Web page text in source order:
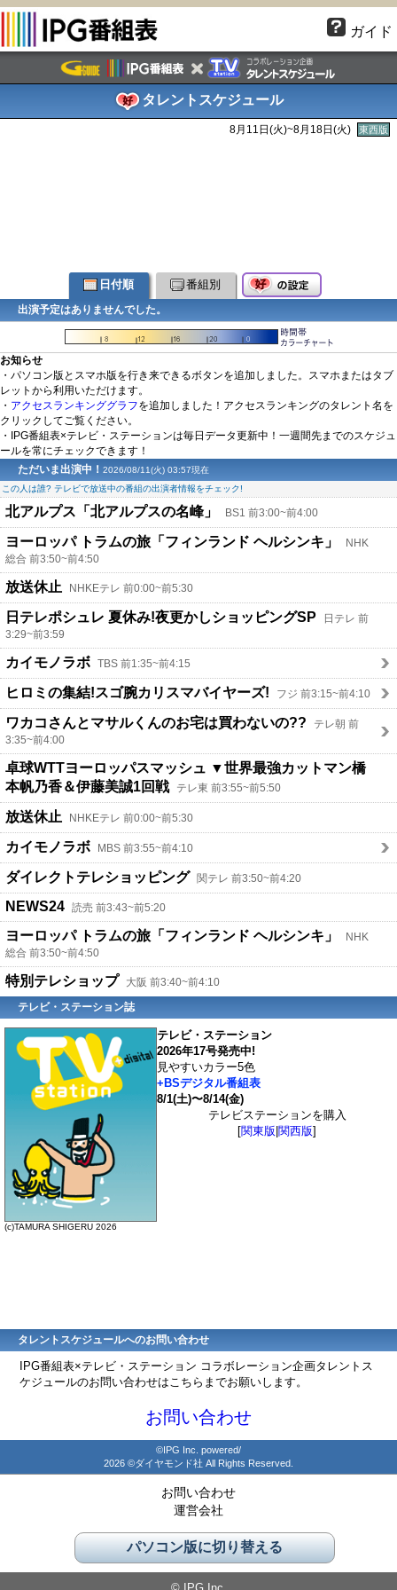
ガイド
タレントスケジュール
8月11日(火)~8月18日(火) 東西版
日付順 番組別
出演予定はありませんでした。
お知らせ
・パソコン版とスマホ版を行き来できるボタンを追加しました。スマホまたはタブ
レットから利用いただけます。
アクセスランキンググラフ を追加しました！アクセスランキングのタレント名を
クリックしてご覧ください。
・IPG番組表×テレビ・ステーションは毎日データ更新中！一週間先までのスケジュ
ールを常にチェックできます！
ただいま出演中！
2026/08/11(火) 03:57現在
この人は誰? テレビで放送中の番組の出演者情報をチェック!
北アルプス「北アルプスの名峰」 BS1 前3:00~前4:00
ヨーロッパ トラムの旅「フィンランド ヘルシンキ」
NHK
総合 前3:50~前4:50
放送休止 NHKEテレ 前0:00~前5:30
日テレポシュレ 夏休み!夜更かしショッピングSP
日テレ 前
3:29~前3:59
カイモノラボ TBS 前1:35~前4:15
ヒロミの集結!スゴ腕カリスマバイヤーズ! フジ 前3:15~前4:10
ワカコさんとマサルくんのお宅は買わないの??
テレ朝 前
3:35~前4:00
卓球WTTヨーロッパスマッシュ ▼世界最強カットマン橋
本帆乃香＆伊藤美誠1回戦
テレ東 前3:55~前5:50
放送休止 NHKEテレ 前0:00~前5:30
カイモノラボ MBS 前3:55~前4:10
ダイレクトテレショッピング 関テレ 前3:50~前4:20
NEWS24 読売 前3:43~前5:20
ヨーロッパ トラムの旅「フィンランド ヘルシンキ」
NHK
総合 前3:50~前4:50
特別テレショップ
大阪 前3:40~前4:10
テレビ・ステーション誌
(c)TAMURA SHIGERU 2026
テレビ・ステーション
2026年17号発売中!
見やすいカラー5色
+BSデジタル番組表
8/1(土)〜8/14(金)
テレビステーションを購入
[関東版|関西版]
タレントスケジュールへのお問い合わせ
IPG番組表×テレビ・ステーション コラボレーション企画タレントス
ケジュールのお問い合わせはこちらまでお願いします。
お問い合わせ
©IPG Inc. powered/
2026 ©ダイヤモンド社 All Rights Reserved.
お問い合わせ
運営会社
パソコン版に切り替える
© IPG Inc.